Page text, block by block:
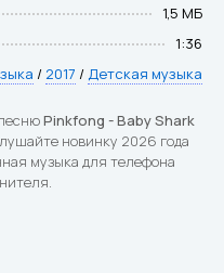
1,5 МБ
1:36
/ 2017 / Детская музыка
Pinkfong - Baby Shark
новинку 2026 года
музыка для телефона